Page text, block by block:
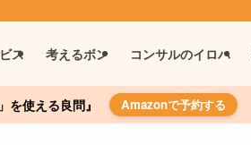
ス 考えるボン コンサルのイロハ
使える良問』 Amazonで予約する